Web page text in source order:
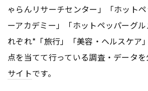
ゃらんリサーチセンター」「ホット
ーアカデミー」「ホットペッパーグ
れぞれ*「旅行」「美容・ヘルスケア
点を当てて行っている調査・データ
サイトです。